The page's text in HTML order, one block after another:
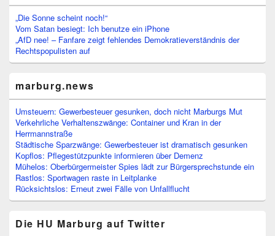
„Die Sonne scheint noch!“
Vom Satan besiegt: Ich benutze ein iPhone
„AfD nee! – Fanfare zeigt fehlendes Demokratieverständnis der
Rechtspopulisten auf
marburg.news
Umsteuern: Gewerbesteuer gesunken, doch nicht Marburgs Mut
Verkehrliche Verhaltenszwänge: Container und Kran in der
Herrmannstraße
Städtische Sparzwänge: Gewerbesteuer ist dramatisch gesunken
Kopflos: Pflegestützpunkte informieren über Demenz
Mühelos: Oberbürgermeister Spies lädt zur Bürgersprechstunde ein
Rastlos: Sportwagen raste in Leitplanke
Rücksichtslos: Erneut zwei Fälle von Unfallflucht
Die HU Marburg auf Twitter